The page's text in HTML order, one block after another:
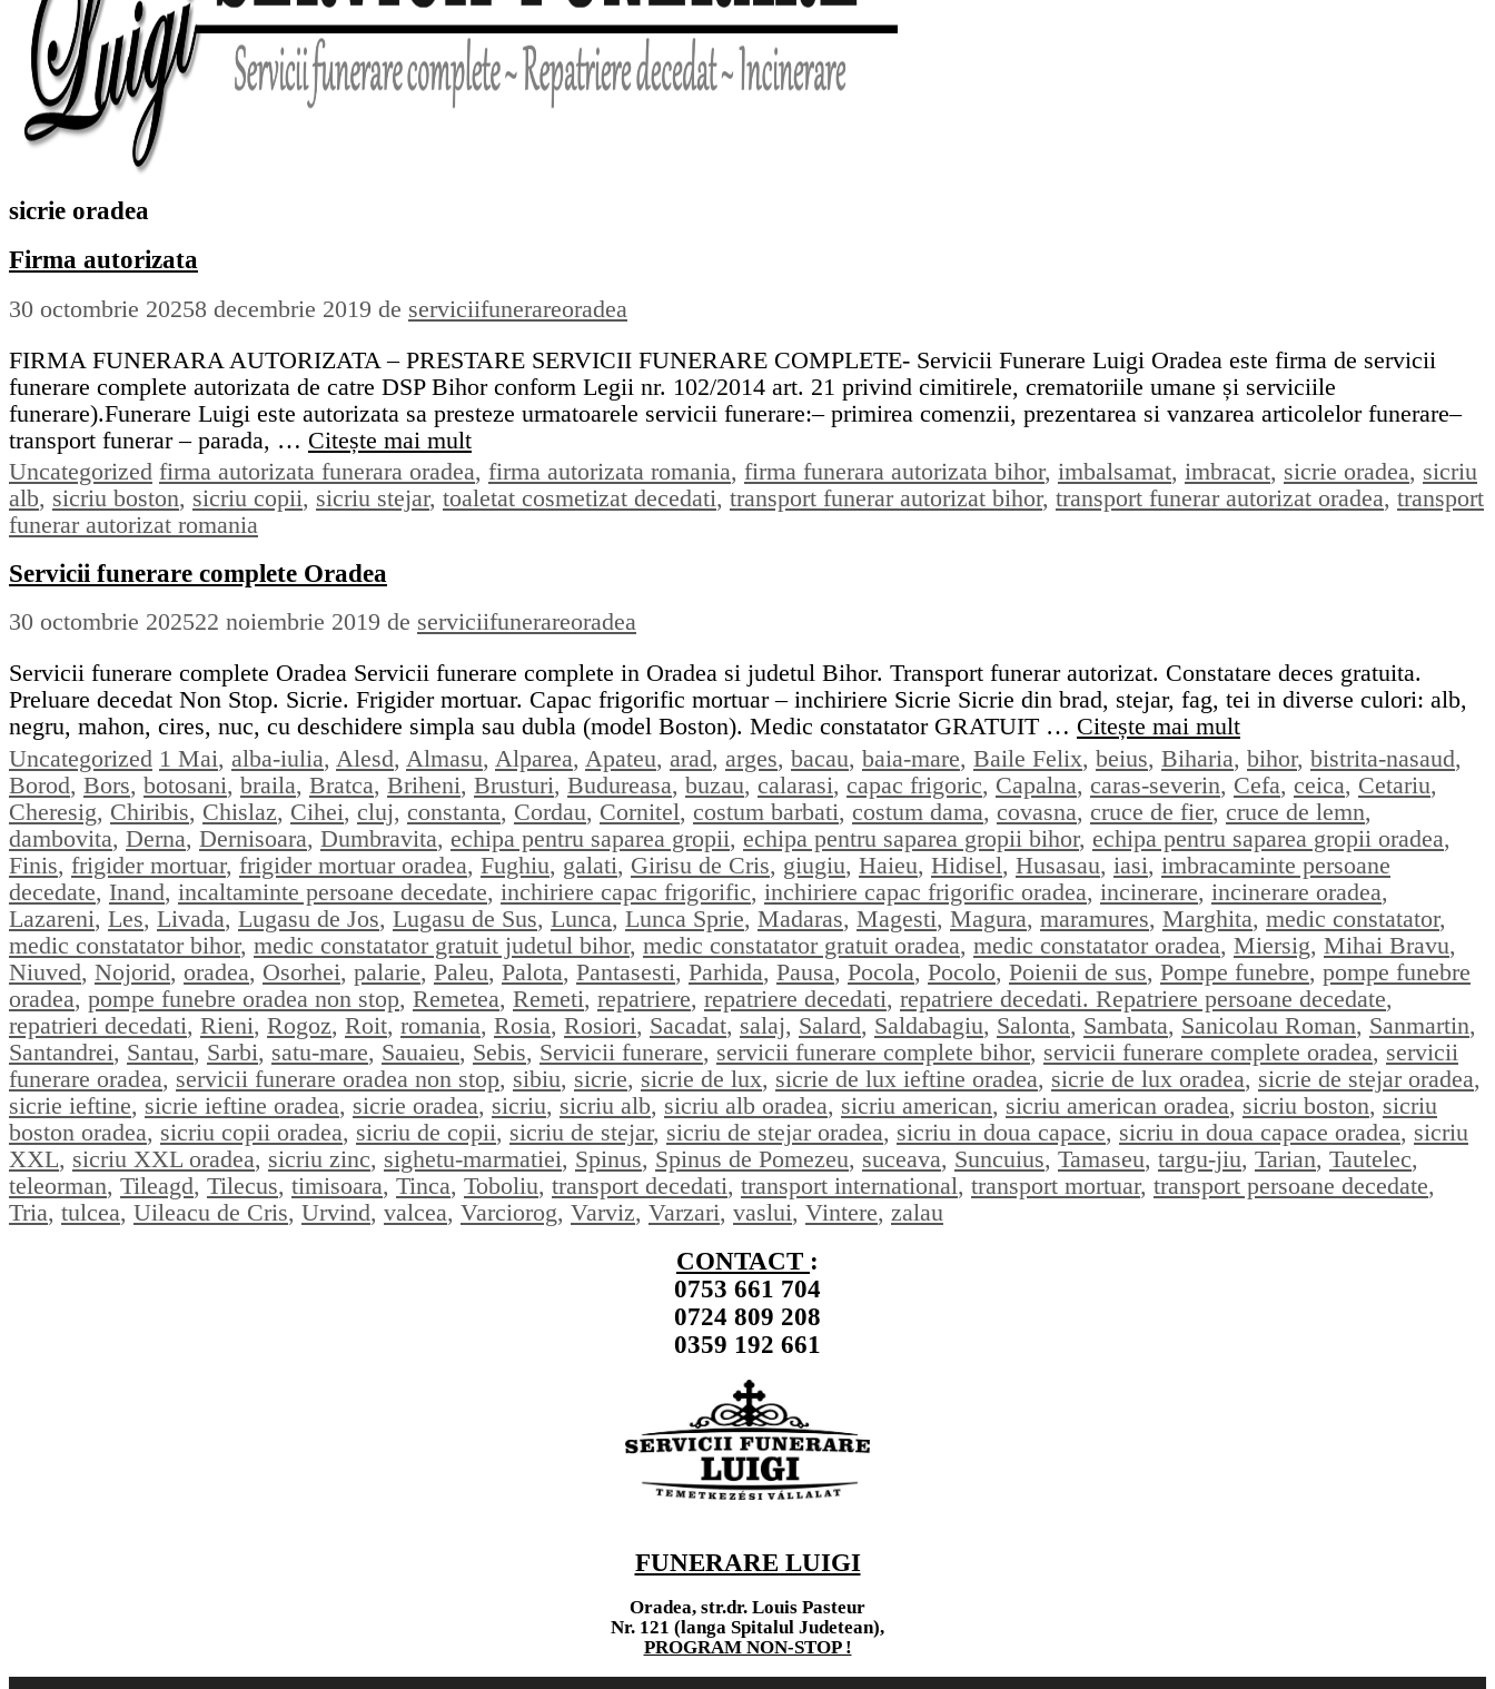
sicrie oradea
Firma autorizata
30 octombrie 20258 decembrie 2019 de serviciifunerareoradea
FIRMA FUNERARA AUTORIZATA – PRESTARE SERVICII FUNERARE COMPLETE- Servicii Funerare Luigi Oradea este firma de servicii
funerare complete autorizata de catre DSP Bihor conform Legii nr. 102/2014 art. 21 privind cimitirele, crematoriile umane și serviciile
funerare).Funerare Luigi este autorizata sa presteze urmatoarele servicii funerare:– primirea comenzii, prezentarea si vanzarea articolelor funerare–
transport funerar – parada, … Citește mai mult
Categorii
Uncategorized Etichete
firma autorizata funerara oradea, firma autorizata romania, firma funerara autorizata bihor, imbalsamat, imbracat, sicrie oradea, sicriu
alb, sicriu boston, sicriu copii, sicriu stejar, toaletat cosmetizat decedati, transport funerar autorizat bihor, transport funerar autorizat oradea, transport
funerar autorizat romania
Servicii funerare complete Oradea
30 octombrie 202522 noiembrie 2019 de serviciifunerareoradea
Servicii funerare complete Oradea Servicii funerare complete in Oradea si judetul Bihor. Transport funerar autorizat. Constatare deces gratuita.
Preluare decedat Non Stop. Sicrie. Frigider mortuar. Capac frigorific mortuar – inchiriere Sicrie Sicrie din brad, stejar, fag, tei in diverse culori: alb,
negru, mahon, cires, nuc, cu deschidere simpla sau dubla (model Boston). Medic constatator GRATUIT … Citește mai mult
Categorii
Uncategorized Etichete
1 Mai, alba-iulia, Alesd, Almasu, Alparea, Apateu, arad, arges, bacau, baia-mare, Baile Felix, beius, Biharia, bihor, bistrita-nasaud,
Borod, Bors, botosani, braila, Bratca, Briheni, Brusturi, Budureasa, buzau, calarasi, capac frigoric, Capalna, caras-severin, Cefa, ceica, Cetariu,
Cheresig, Chiribis, Chislaz, Cihei, cluj, constanta, Cordau, Cornitel, costum barbati, costum dama, covasna, cruce de fier, cruce de lemn,
dambovita, Derna, Dernisoara, Dumbravita, echipa pentru saparea gropii, echipa pentru saparea gropii bihor, echipa pentru saparea gropii oradea,
Finis, frigider mortuar, frigider mortuar oradea, Fughiu, galati, Girisu de Cris, giugiu, Haieu, Hidisel, Husasau, iasi, imbracaminte persoane
decedate, Inand, incaltaminte persoane decedate, inchiriere capac frigorific, inchiriere capac frigorific oradea, incinerare, incinerare oradea,
Lazareni, Les, Livada, Lugasu de Jos, Lugasu de Sus, Lunca, Lunca Sprie, Madaras, Magesti, Magura, maramures, Marghita, medic constatator,
medic constatator bihor, medic constatator gratuit judetul bihor, medic constatator gratuit oradea, medic constatator oradea, Miersig, Mihai Bravu,
Niuved, Nojorid, oradea, Osorhei, palarie, Paleu, Palota, Pantasesti, Parhida, Pausa, Pocola, Pocolo, Poienii de sus, Pompe funebre, pompe funebre
oradea, pompe funebre oradea non stop, Remetea, Remeti, repatriere, repatriere decedati, repatriere decedati. Repatriere persoane decedate,
repatrieri decedati, Rieni, Rogoz, Roit, romania, Rosia, Rosiori, Sacadat, salaj, Salard, Saldabagiu, Salonta, Sambata, Sanicolau Roman, Sanmartin,
Santandrei, Santau, Sarbi, satu-mare, Sauaieu, Sebis, Servicii funerare, servicii funerare complete bihor, servicii funerare complete oradea, servicii
funerare oradea, servicii funerare oradea non stop, sibiu, sicrie, sicrie de lux, sicrie de lux ieftine oradea, sicrie de lux oradea, sicrie de stejar oradea,
sicrie ieftine, sicrie ieftine oradea, sicrie oradea, sicriu, sicriu alb, sicriu alb oradea, sicriu american, sicriu american oradea, sicriu boston, sicriu
boston oradea, sicriu copii oradea, sicriu de copii, sicriu de stejar, sicriu de stejar oradea, sicriu in doua capace, sicriu in doua capace oradea, sicriu
XXL, sicriu XXL oradea, sicriu zinc, sighetu-marmatiei, Spinus, Spinus de Pomezeu, suceava, Suncuius, Tamaseu, targu-jiu, Tarian, Tautelec,
teleorman, Tileagd, Tilecus, timisoara, Tinca, Toboliu, transport decedati, transport international, transport mortuar, transport persoane decedate,
Tria, tulcea, Uileacu de Cris, Urvind, valcea, Varciorog, Varviz, Varzari, vaslui, Vintere, zalau
CONTACT :
0753 661 704
0724 809 208
0359 192 661
FUNERARE LUIGI
Oradea, str.dr. Louis Pasteur
Nr. 121 (langa Spitalul Judetean),
PROGRAM NON-STOP !